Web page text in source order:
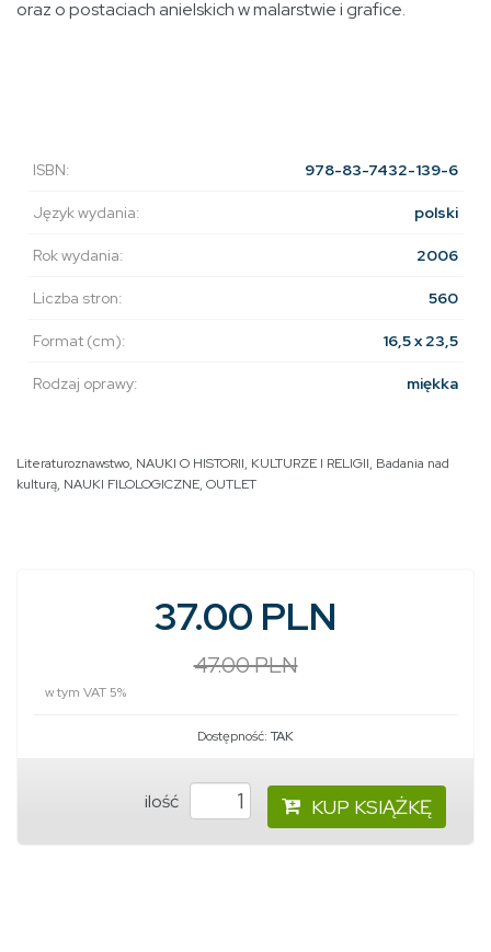
oraz o postaciach anielskich w malarstwie i grafice.
ISBN: 978-83-7432-139-6
Język wydania: polski
Rok wydania: 2006
Liczba stron: 560
Format (cm): 16,5 x 23,5
Rodzaj oprawy: miękka
Literaturoznawstwo, NAUKI O HISTORII, KULTURZE I RELIGII, Badania nad
kulturą, NAUKI FILOLOGICZNE, OUTLET
37.00 PLN
47.00 PLN
w tym VAT 5%
Dostępność: TAK
ilość KUP KSIĄŻKĘ